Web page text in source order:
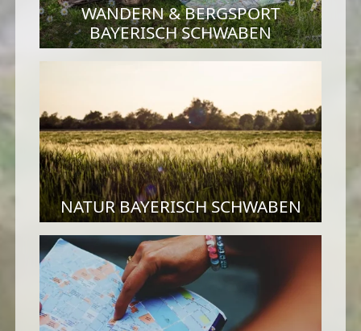
WANDERN & BERGSPORT
BAYERISCH SCHWABEN
NATUR BAYERISCH SCHWABEN